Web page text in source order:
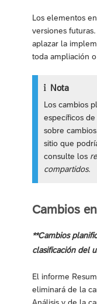
Los elementos
versiones
aplazar la
toda ampliación
Nota
Los cambios
específicos
sobre
sitio que
consulte los
compartidos.
Cambios
**Cambios
clasificación del
El informe
eliminará de la